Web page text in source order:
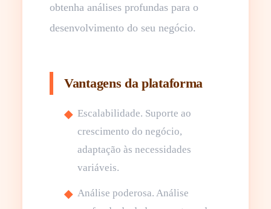
obtenha análises profundas para o
desenvolvimento do seu negócio.
Vantagens da plataforma
Escalabilidade. Suporte ao
crescimento do negócio,
adaptação às necessidades
variáveis.
Análise poderosa. Análise